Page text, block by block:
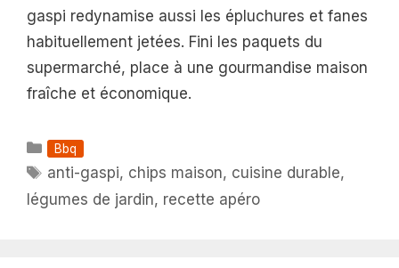
gaspi redynamise aussi les épluchures et fanes
habituellement jetées. Fini les paquets du
supermarché, place à une gourmandise maison
fraîche et économique.
Catégories
Bbq
Étiquettes
anti-gaspi, chips maison, cuisine durable,
légumes de jardin, recette apéro